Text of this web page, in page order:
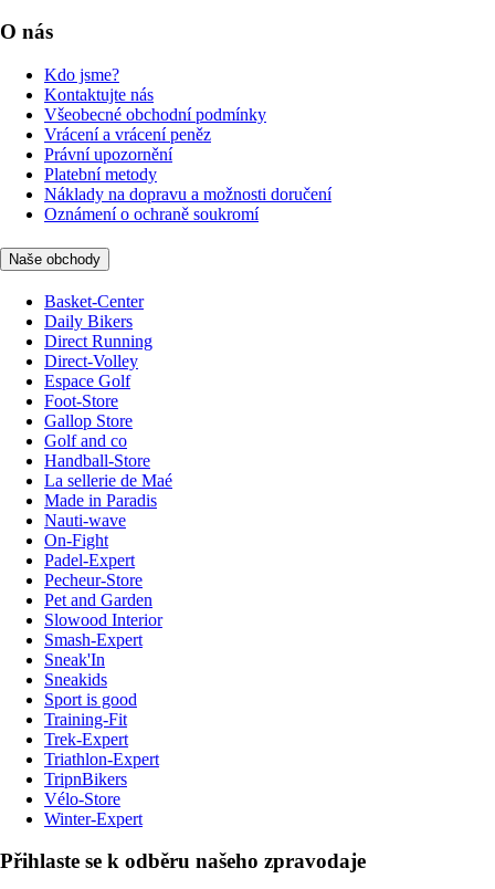
O nás
Kdo jsme?
Kontaktujte nás
Všeobecné obchodní podmínky
Vrácení a vrácení peněz
Právní upozornění
Platební metody
Náklady na dopravu a možnosti doručení
Oznámení o ochraně soukromí
Naše obchody
Basket-Center
Daily Bikers
Direct Running
Direct-Volley
Espace Golf
Foot-Store
Gallop Store
Golf and co
Handball-Store
La sellerie de Maé
Made in Paradis
Nauti-wave
On-Fight
Padel-Expert
Pecheur-Store
Pet and Garden
Slowood Interior
Smash-Expert
Sneak'In
Sneakids
Sport is good
Training-Fit
Trek-Expert
Triathlon-Expert
TripnBikers
Vélo-Store
Winter-Expert
Přihlaste se k odběru našeho zpravodaje